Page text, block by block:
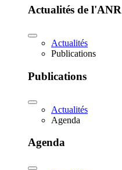
Actualités de l'ANR
Actualités
Publications
Publications
Actualités
Agenda
Agenda